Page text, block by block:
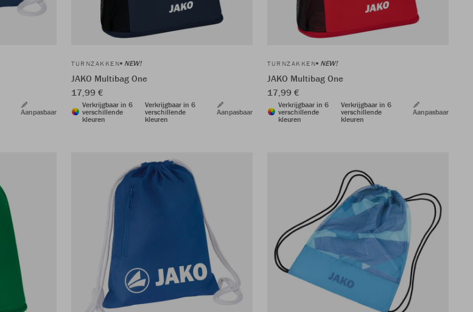
Aanpasbaar
TURNZAKKEN NEW!
JAKO Multibag One
17,99 €
Verkrijgbaar in 6
verschillende
kleuren
Verkrijgbaar in 6
verschillende
kleuren
Aanpasbaar
TURNZAKKEN NEW!
JAKO Multibag One
17,99 €
Verkrijgbaar in 6
verschillende
kleuren
Verkrijgbaar in 6
verschillende
kleuren
Aanpasbaar